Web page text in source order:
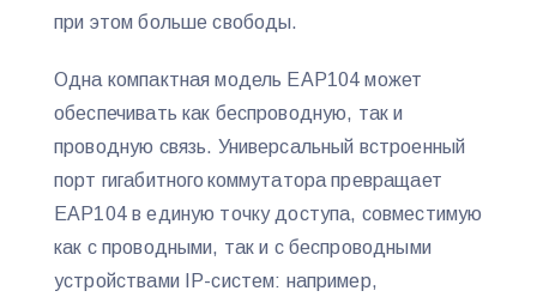
при этом больше свободы.
Одна компактная модель EAP104 может
обеспечивать как беспроводную, так и
проводную связь. Универсальный встроенный
порт гигабитного коммутатора превращает
EAP104 в единую точку доступа, совместимую
как с проводными, так и с беспроводными
устройствами IP-систем: например,